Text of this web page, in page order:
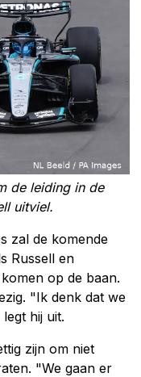
de leiding in de
uitviel.
zal de komende
Russell en
op de baan.
"Ik denk dat we
hij uit.
zijn om niet
"We gaan er